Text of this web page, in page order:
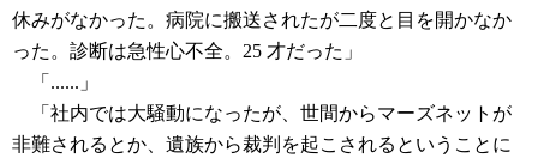
休みがなかった。病院に搬送されたが二度と目を開かなか
った。診断は急性心不全。25 才だった」
「......」
「社内では大騒動になったが、世間からマーズネットが
非難されるとか、遺族から裁判を起こされるということに